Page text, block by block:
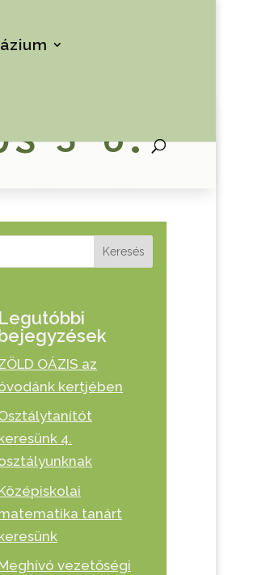
3-6.
Keresés
Legutóbbi
OÁZIS az
kertjében
4.
tanárt
vezetőségi